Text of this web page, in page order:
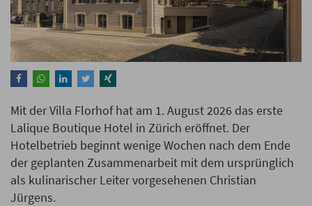
Mit der Villa Florhof hat am 1. August 2026 das erste
Lalique Boutique Hotel in Zürich eröffnet. Der
Hotelbetrieb beginnt wenige Wochen nach dem Ende
der geplanten Zusammenarbeit mit dem ursprünglich
als kulinarischer Leiter vorgesehenen Christian
Jürgens.